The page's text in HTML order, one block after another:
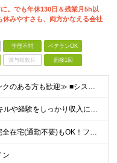
。でも年休130日＆残業月5h以
休みやすさも、両方かなえる会社
学歴不問 ベテランOK
賞与複数月 面接1回
≪ベテラン・ブランクのある方も歓迎≫ ■システム開発の実務経験をお持ちの方（言語・工程・年数不問） ■学歴不問 ≪こんな方はぜひご応募ください≫ □AIを武器に、市場価値を高めたい □AIツールを実
≪還元率80％！スキルや経験をしっかり収入に反映します≫ 年俸530万円以上＋業績賞与 ※スキル・経験を考慮の上、優遇いたします ※上記年俸を12分割し、月1回支給します ※上記年俸には固定残業代月
≪地方在住のまま完全在宅(通勤不要)もOK！フルリモート7割、ハイブリッド2割！≫ ご自宅でのリモートワーク、または東京都、神奈川、埼玉、千葉を中心とするお客様先での勤務 ■本社アクセス 東京都豊島
ン